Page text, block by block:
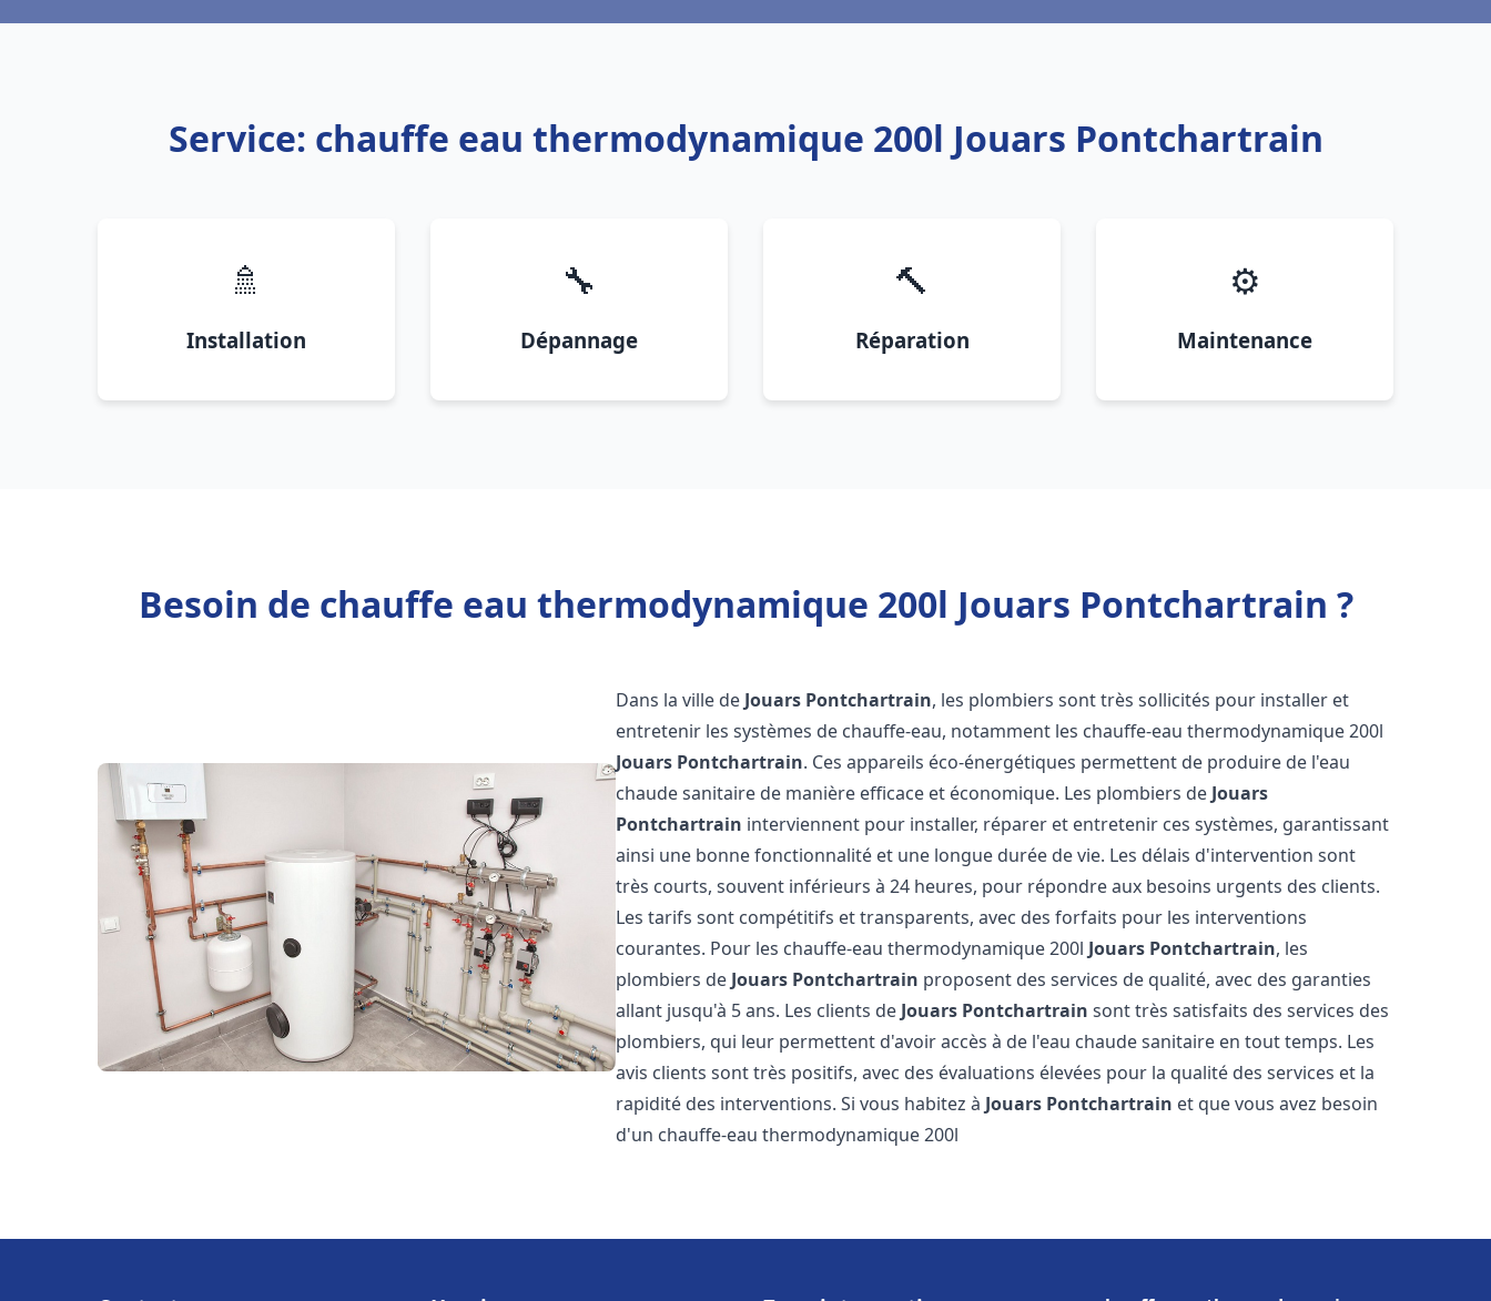
Service: chauffe eau thermodynamique 200l Jouars Pontchartrain
🚿
Installation
🔧
Dépannage
🔨
Réparation
⚙️
Maintenance
Besoin de chauffe eau thermodynamique 200l Jouars Pontchartrain ?
Dans la ville de Jouars Pontchartrain, les plombiers sont très sollicités pour installer et
entretenir les systèmes de chauffe-eau, notamment les chauffe-eau thermodynamique 200l
Jouars Pontchartrain. Ces appareils éco-énergétiques permettent de produire de l'eau
chaude sanitaire de manière efficace et économique. Les plombiers de Jouars
Pontchartrain interviennent pour installer, réparer et entretenir ces systèmes, garantissant
ainsi une bonne fonctionnalité et une longue durée de vie. Les délais d'intervention sont
très courts, souvent inférieurs à 24 heures, pour répondre aux besoins urgents des clients.
Les tarifs sont compétitifs et transparents, avec des forfaits pour les interventions
courantes. Pour les chauffe-eau thermodynamique 200l Jouars Pontchartrain, les
plombiers de Jouars Pontchartrain proposent des services de qualité, avec des garanties
allant jusqu'à 5 ans. Les clients de Jouars Pontchartrain sont très satisfaits des services des
plombiers, qui leur permettent d'avoir accès à de l'eau chaude sanitaire en tout temps. Les
avis clients sont très positifs, avec des évaluations élevées pour la qualité des services et la
rapidité des interventions. Si vous habitez à Jouars Pontchartrain et que vous avez besoin
d'un chauffe-eau thermodynamique 200l